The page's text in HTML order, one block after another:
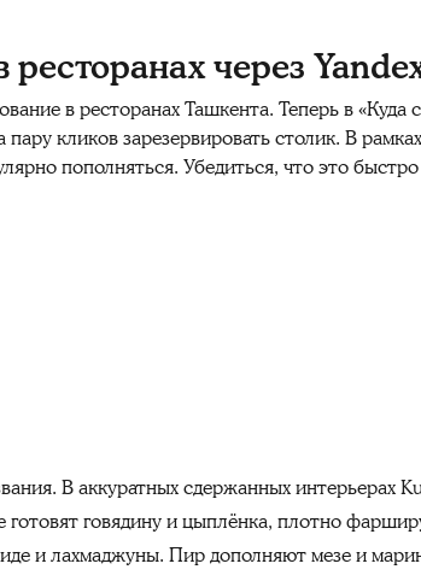
через
в ресторанах Ташкента. Теперь в
кликов зарезервировать столик. В
пополняться. Убедиться, что это
В аккуратных сдержанных интерьерах
говядину и цыплёнка, плотно
и лахмаджуны. Пир дополняют мезе и